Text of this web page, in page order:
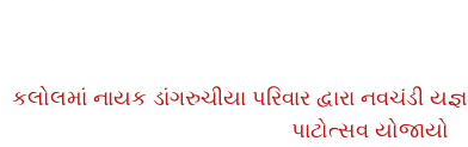
કલોલમાં નાયક ડાંગરુચીયા પરિવાર દ્વારા નવચંડી યજ્ઞ
પાટોત્સવ યોજાયો